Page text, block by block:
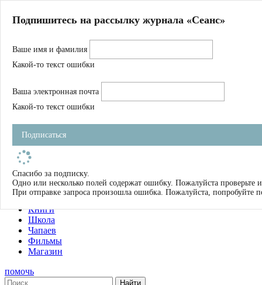
Магазин
Журнал
Школа
Устав
Фильмы
Имена
Тэги
О нас
Журнал
Книги
Школа
Чапаев
Фильмы
Магазин
помочь
Подпишитесь на рассылку журнала «Сеанс»
Ваше имя и фамилия
Какой-то текст ошибки
Ваша электронная почта
Какой-то текст ошибки
Подписаться
Спасибо за подписку.
Одно или несколько полей содержат ошибку. Пожалуйста проверьте
При отправке запроса произошла ошибка. Пожалуйста, попробуйте